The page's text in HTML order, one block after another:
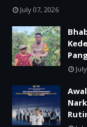
July 07, 2026